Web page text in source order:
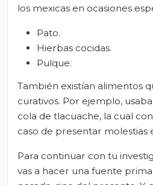
los mexicas en ocasiones
Pato.
Hierbas cocidas.
Pulque.
También existían alimentos
curativos. Por ejemplo,
cola de tlacuache, la cual
caso de presentar molestias
Para continuar con tu
vas a hacer una fuente